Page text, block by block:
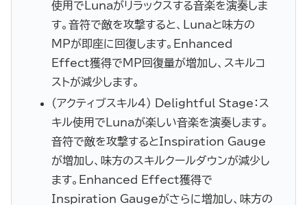
使用でLunaがリラックスする音楽を演奏しま
す。音符で敵を攻撃すると、Lunaと味方の
MPが即座に回復します。Enhanced
Effect獲得でMP回復量が増加し、スキルコ
ストが減少します。
(アクティブスキル4) Delightful Stage：ス
キル使用でLunaが楽しい音楽を演奏します。
音符で敵を攻撃するとInspiration Gauge
が増加し、味方のスキルクールダウンが減少し
ます。Enhanced Effect獲得で
Inspiration Gaugeがさらに増加し、味方の